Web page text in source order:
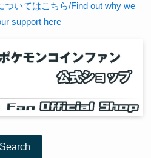
ついてはこちら/Find out why we
support here